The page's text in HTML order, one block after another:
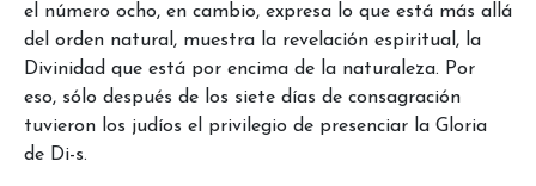
el número ocho, en cambio, expresa lo que está más allá
del orden natural, muestra la revelación espiritual, la
Divinidad que está por encima de la naturaleza. Por
eso, sólo después de los siete días de consagración
tuvieron los judíos el privilegio de presenciar la Gloria
de Di-s.